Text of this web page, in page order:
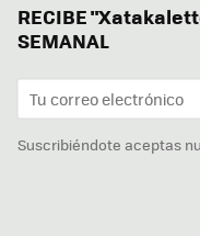
RECIBE
SEMANAL
Suscribiéndote aceptas